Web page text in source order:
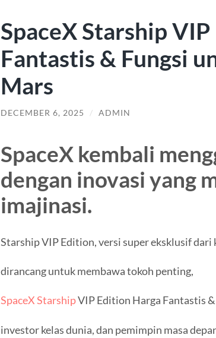
SpaceX Starship
Fantastis & Fungsi
Mars
DECEMBER 6, 2025 / ADMIN
SpaceX kembali
dengan inovasi yang
imajinasi.
Starship VIP Edition, versi super eksklusif
dirancang untuk membawa tokoh penting,
SpaceX StarshipVIP Edition Harga Fantastis
investor kelas dunia, dan pemimpin masa